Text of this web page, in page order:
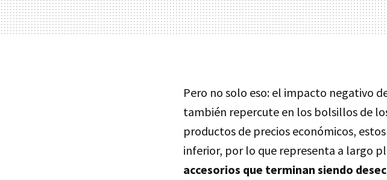
Pero no solo eso: el impacto negativo
también repercute en los bolsillos de
productos de precios económicos,
inferior, por lo que representa a largo
accesorios que terminan siendo